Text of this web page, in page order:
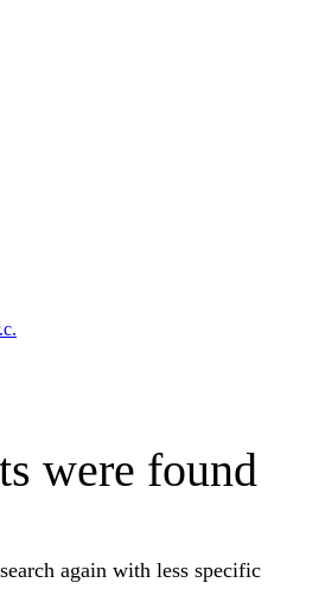
were found
again with less specific